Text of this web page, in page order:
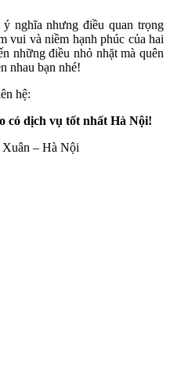
nghĩa nhưng điều quan trọng
vui và niềm hạnh phúc của hai
những điều nhỏ nhặt mà quên
nhau bạn nhé!
hệ:
có dịch vụ tốt nhất Hà Nội!
– Hà Nội